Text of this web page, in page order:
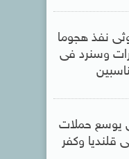
نفذ هجوما
وسنرد فى
يوسع حملات
قلنديا وكفر